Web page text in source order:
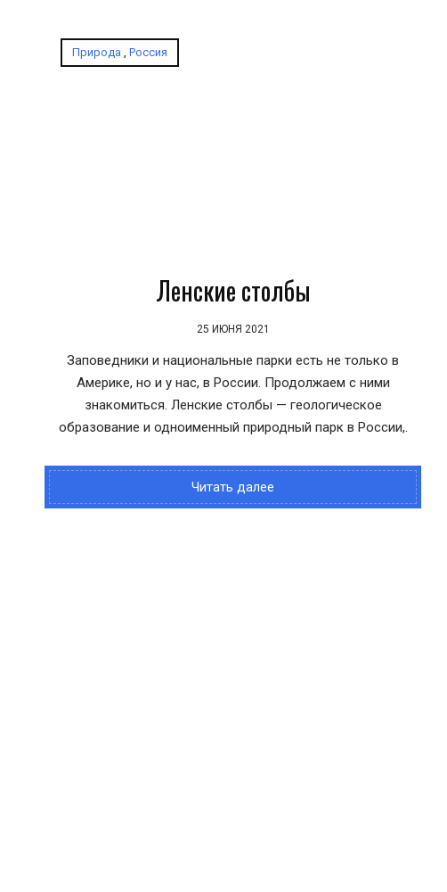
Природа Россия
Ленские столбы
25 ИЮНЯ 2021
Заповедники и национальные парки есть не только в
Америке, но и у нас, в России. Продолжаем с ними
знакомиться. Ленские столбы — геологическое
образование и одноименный природный парк в России,.
Читать далее